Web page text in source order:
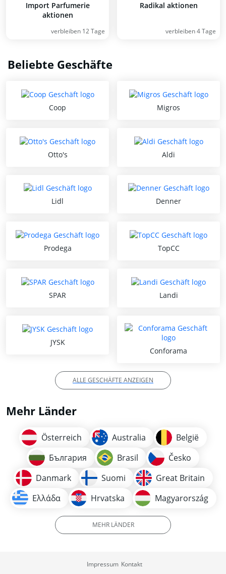
Import Parfumerie
aktionen
verbleiben 12 Tage
Radikal aktionen
verbleiben 4 Tage
Beliebte Geschäfte
Coop Migros
Otto's Aldi
Lidl Denner
Prodega TopCC
SPAR Landi
JYSK
Conforama
ALLE GESCHÄFTE ANZEIGEN
Mehr Länder
Österreich Australia
België
България
Brasil
Česko
Danmark
Suomi
Great Britain
Ελλάδα
Hrvatska Magyarország
MEHR LÄNDER
Impressum Kontakt